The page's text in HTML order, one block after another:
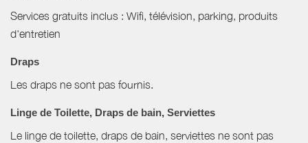
Services gratuits inclus : Wifi, télévision, parking, produits
d'entretien
Draps
Les draps ne sont pas fournis.
Linge de Toilette, Draps de bain, Serviettes
Le linge de toilette, draps de bain, serviettes ne sont pas